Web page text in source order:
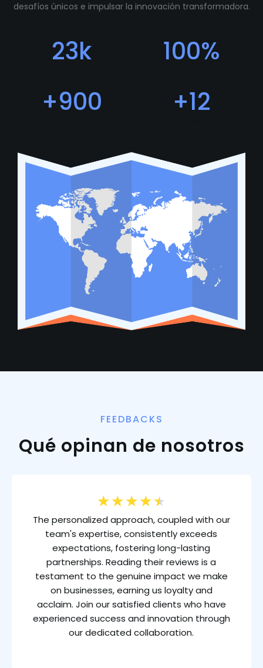
desafíos únicos e impulsar la innovación transformadora.
23k 100%
+900 +12
FEEDBACKS
Qué opinan de nosotros
★ ★ ★ ★ ★
The personalized approach, coupled with our
team's expertise, consistently exceeds
expectations, fostering long-lasting
partnerships. Reading their reviews is a
testament to the genuine impact we make
on businesses, earning us loyalty and
acclaim. Join our satisfied clients who have
experienced success and innovation through
our dedicated collaboration.